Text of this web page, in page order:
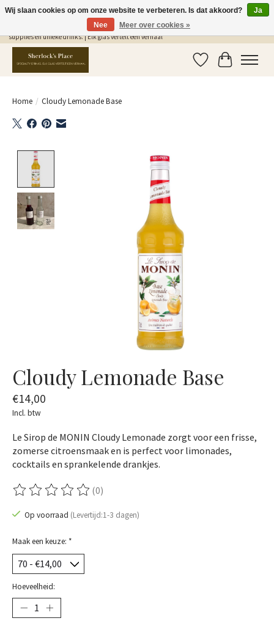
Gratis Verzending in NL vanaf €75,- | Sherlocks Place: dé plek voor MONIN siropen, bar
supplies en unieke drinks. | Elk glas vertelt een verhaal
Verlanglijst
Home / Cloudy Lemonade Base
Product image slideshow Items
Cloudy Lemonade Base
€14,00
Incl. btw
Le Sirop de MONIN Cloudy Lemonade zorgt voor een frisse,
zomerse citroensmaak en is perfect voor limonades,
cocktails en sprankelende drankjes.
De beoordeling van dit product is
(0)
Op voorraad (Levertijd:1-3 dagen)
Maak een keuze: *
Hoeveelheid:
Wij slaan cookies op om onze website te verbeteren. Is dat akkoord?
Ja
Nee
Meer over cookies »